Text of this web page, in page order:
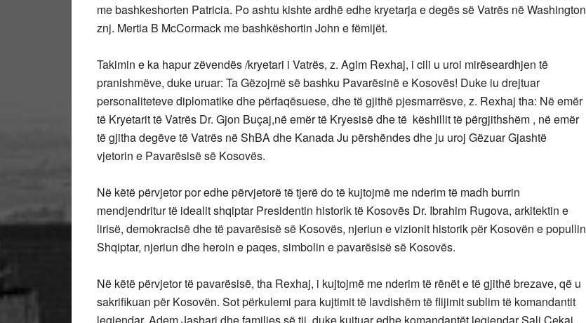
me bashkeshorten Patricia. Po ashtu kishte ardhë edhe kryetarja e degës së Vatrës në Washington
znj. Mertia B McCormack me bashkëshortin John e fëmijët.
Takimin e ka hapur zëvendës /kryetari i Vatrës, z. Agim Rexhaj, i cili u uroi mirëseardhjen të
pranishmëve, duke uruar: Ta Gëzojmë së bashku Pavarësinë e Kosovës! Duke iu drejtuar
personaliteteve diplomatike dhe përfaqësuese, dhe të gjithë pjesmarrësve, z. Rexhaj tha: Në emër
të Kryetarit të Vatrës Dr. Gjon Buçaj,në emër të Kryesisë dhe të këshillit të përgjithshëm , në emër
të gjitha degëve të Vatrës në ShBA dhe Kanada Ju përshëndes dhe ju uroj Gëzuar Gjashtë
vjetorin e Pavarësisë së Kosovës.
Në këtë përvjetor por edhe përvjetorë të tjerë do të kujtojmë me nderim të madh burrin
mendjendritur të idealit shqiptar Presidentin historik të Kosovës Dr. Ibrahim Rugova, arkitektin e
lirisë, demokracisë dhe të pavarësisë së Kosovës, njeriun e vizionit historik për Kosovën e popullin
Shqiptar, njeriun dhe heroin e paqes, simbolin e pavarësisë së Kosovës.
Në këtë përvjetor të pavarësisë, tha Rexhaj, i kujtojmë me nderim të rënët e të gjithë brezave, që u
sakrifikuan për Kosovën. Sot përkulemi para kujtimit të lavdishëm të flijimit sublim të komandantit